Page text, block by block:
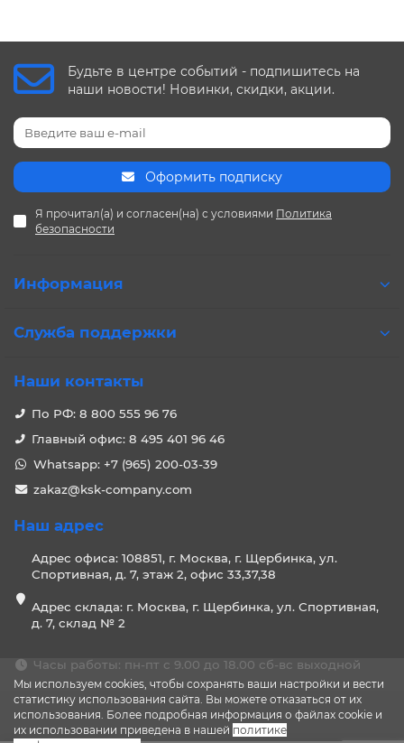
Мы используем cookies, чтобы сохранять ваши настройки и вести
статистику использования сайта. Вы можете отказаться от их
использования. Более подробная информация о файлах cookie и
их использовании приведена в нашей политике
Будьте в центре событий - подпишитесь на
наши новости! Новинки, скидки, акции.
Оформить подписку
Я прочитал(а) и согласен(на) с условиями Политика
безопасности
Информация
Служба поддержки
Наши контакты
По РФ: 8 800 555 96 76
Главный офис: 8 495 401 96 46
Whatsapp: +7 (965) 200-03-39
zakaz@ksk-company.com
Наш адрес
Адрес офиса: 108851, г. Москва, г. Щербинка, ул.
Спортивная, д. 7, этаж 2, офис 33,37,38
Адрес склада: г. Москва, г. Щербинка, ул. Спортивная,
д. 7, склад № 2
Часы работы: пн-пт с 9.00 до 18.00 сб-вс выходной